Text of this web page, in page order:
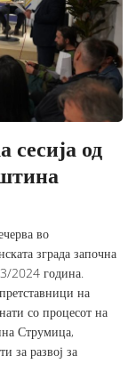
сесија од
во
зграда започна
2024 година.
на
со процесот на
Струмица,
за развој за